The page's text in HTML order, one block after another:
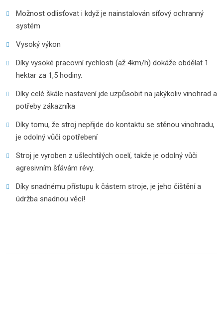
Možnost odlisťovat i když je nainstalován síťový ochranný
systém
Vysoký výkon
Díky vysoké pracovní rychlosti (až 4km/h) dokáže obdělat 1
hektar za 1,5 hodiny.
Díky celé škále nastavení jde uzpůsobit na jakýkoliv vinohrad a
potřeby zákazníka
Díky tomu, že stroj nepřijde do kontaktu se stěnou vinohradu,
je odolný vůči opotřebení
Stroj je vyroben z ušlechtilých ocelí, takže je odolný vůči
agresivním šťávám révy.
Díky snadnému přístupu k částem stroje, je jeho čištění a
údržba snadnou věcí!